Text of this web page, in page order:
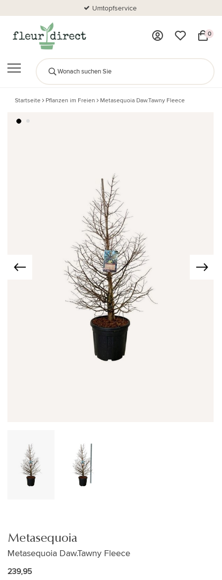
Umtopfservice
0
Startseite Pflanzen im Freien Metasequoia Daw.Tawny Fleece
Metasequoia
Metasequoia Daw.Tawny Fleece
239,95